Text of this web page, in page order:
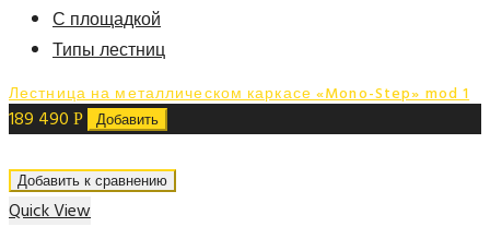
С площадкой
Типы лестниц
Лестница на металлическом каркасе «Mono-Step» mod 1
189 490 Р Добавить
Добавить к сравнению
Quick View